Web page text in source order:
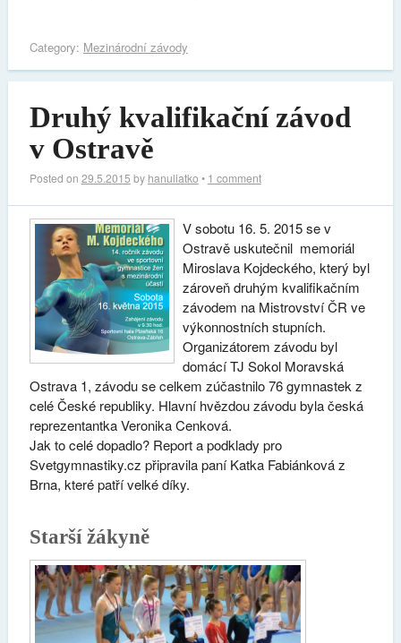
Category: Mezinárodní závody
Druhý kvalifikační závod
v Ostravě
Posted on 29.5.2015 by hanuliatko • 1 comment
V sobotu 16. 5. 2015 se v
Ostravě uskutečnil memoriál
Miroslava Kojdeckého, který byl
zároveň druhým kvalifikačním
závodem na Mistrovství ČR ve
výkonnostních stupních.
Organizátorem závodu byl
domácí TJ Sokol Moravská
Ostrava 1, závodu se celkem zúčastnilo 76 gymnastek z
celé České republiky. Hlavní hvězdou závodu byla česká
reprezentantka Veronika Cenková.
Jak to celé dopadlo? Report a podklady pro
Svetgymnastiky.cz připravila paní Katka Fabiánková z
Brna, které patří velké díky.
Starší žákyně